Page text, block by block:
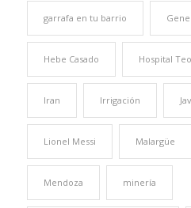
garrafa en tu barrio
Hebe Casado Hospital
Iran Irrigación
Lionel Messi Malargüe
Mendoza minería